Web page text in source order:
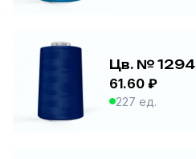
Цв. № 1294
61.60 ₽
227 ед.